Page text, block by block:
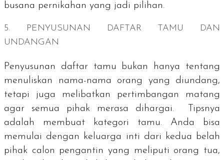
busana pernikahan yang jadi pilihan.
5. PENYUSUNAN DAFTAR TAMU DAN
UNDANGAN
Penyusunan daftar tamu bukan hanya tentang
menuliskan nama-nama orang yang diundang,
tetapi juga melibatkan pertimbangan matang
agar semua pihak merasa dihargai. Tipsnya
adalah membuat kategori tamu. Anda bisa
memulai dengan keluarga inti dari kedua belah
pihak calon pengantin yang meliputi orang tua,